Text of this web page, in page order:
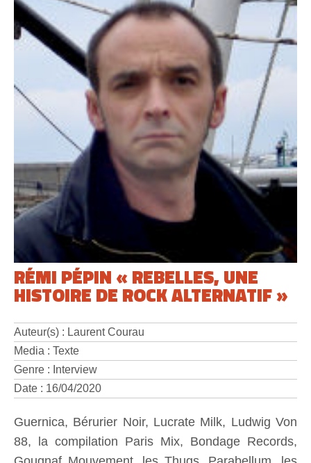
RÉMI PÉPIN « REBELLES, UNE
HISTOIRE DE ROCK ALTERNATIF »
Auteur(s) : Laurent Courau
Media : Texte
Genre : Interview
Date : 16/04/2020
Guernica, Bérurier Noir, Lucrate Milk, Ludwig Von
88, la compilation Paris Mix, Bondage Records,